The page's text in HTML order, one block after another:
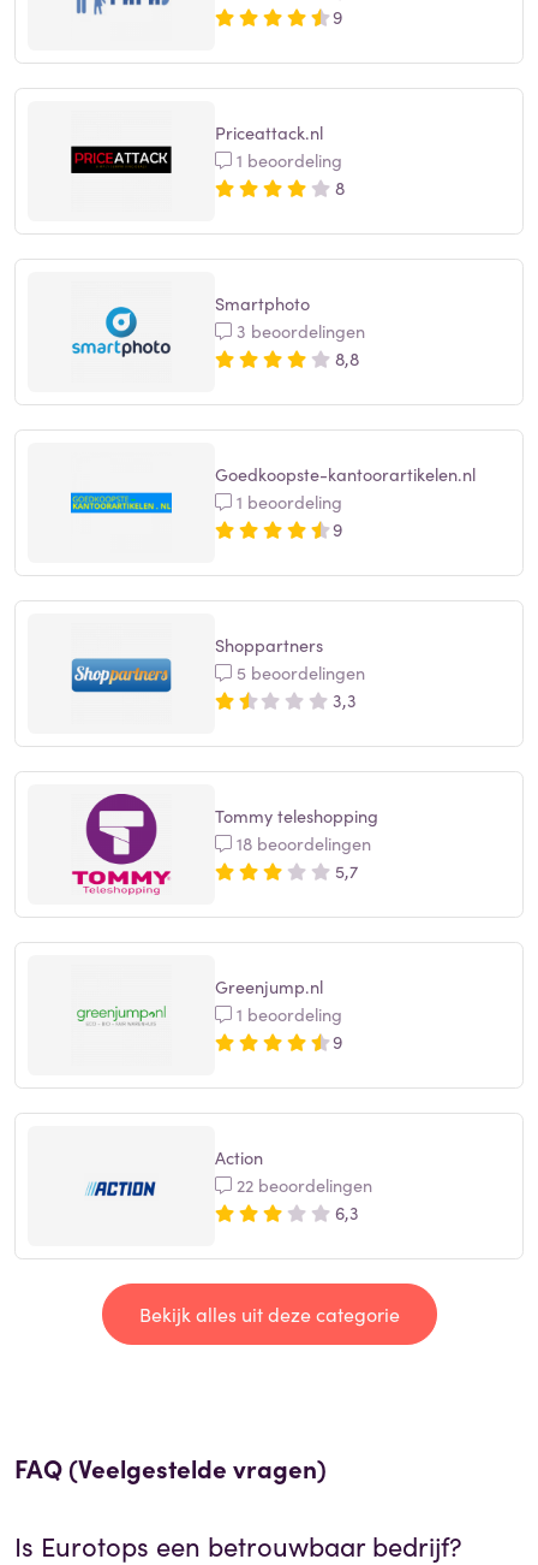
9
Priceattack.nl
1 beoordeling
8
Smartphoto
3 beoordelingen
8,8
Goedkoopste-kantoorartikelen.nl
1 beoordeling
9
Shoppartners
5 beoordelingen
3,3
Tommy teleshopping
18 beoordelingen
5,7
Greenjump.nl
1 beoordeling
9
Action
22 beoordelingen
6,3
Bekijk alles uit deze categorie
FAQ (Veelgestelde vragen)
Is Eurotops een betrouwbaar bedrijf?